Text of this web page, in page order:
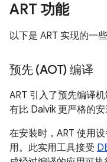
ART 功能
以下是 ART 实现的一
预先 (AOT) 编译
ART 引入了预先编译
有比 Dalvik 更严格的安
在安装时，ART 使用
用。此实用工具接受